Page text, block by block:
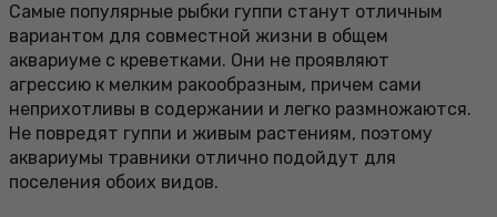
Самые популярные рыбки гуппи станут отличным
вариантом для совместной жизни в общем
аквариуме с креветками. Они не проявляют
агрессию к мелким ракообразным, причем сами
неприхотливы в содержании и легко размножаются.
Не повредят гуппи и живым растениям, поэтому
аквариумы травники отлично подойдут для
поселения обоих видов.